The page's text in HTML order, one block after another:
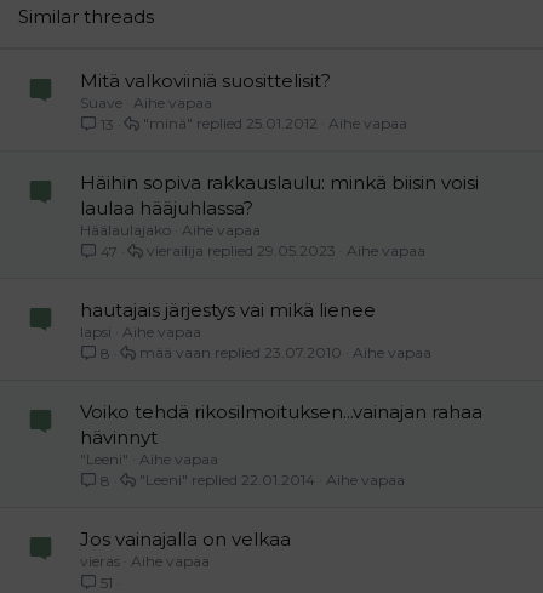
26
Similar threads
Mitä valkoviiniä suosittelisit?
Suave Aihe vapaa
13
Aihe vapaa
25.01.2012
"minä"
Häihin sopiva rakkauslaulu: minkä biisin voisi
laulaa hääjuhlassa?
Häälaulajako Aihe vapaa
47
Aihe vapaa
29.05.2023
vierailija
hautajais järjestys vai mikä lienee
lapsi
Aihe vapaa
8
Aihe vapaa
23.07.2010
mää vaan
Voiko tehdä rikosilmoituksen...vainajan rahaa
hävinnyt
"Leeni"
Aihe vapaa
8
Aihe vapaa
22.01.2014
"Leeni"
Jos vainajalla on velkaa
vieras Aihe vapaa
51